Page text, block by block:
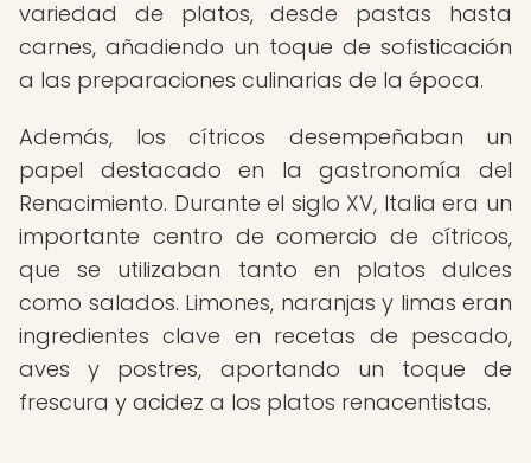
variedad de platos, desde pastas hasta
carnes, añadiendo un toque de sofisticación
a las preparaciones culinarias de la época.
Además, los cítricos desempeñaban un
papel destacado en la gastronomía del
Renacimiento. Durante el siglo XV, Italia era un
importante centro de comercio de cítricos,
que se utilizaban tanto en platos dulces
como salados. Limones, naranjas y limas eran
ingredientes clave en recetas de pescado,
aves y postres, aportando un toque de
frescura y acidez a los platos renacentistas.